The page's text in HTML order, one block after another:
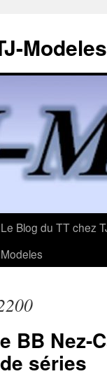
Modeles
Le Blog du TT chez
Modeles
BB Nez-
séries